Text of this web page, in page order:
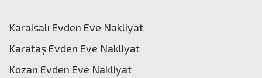
Karaisalı Evden Eve Nakliyat
Karataş Evden Eve Nakliyat
Kozan Evden Eve Nakliyat